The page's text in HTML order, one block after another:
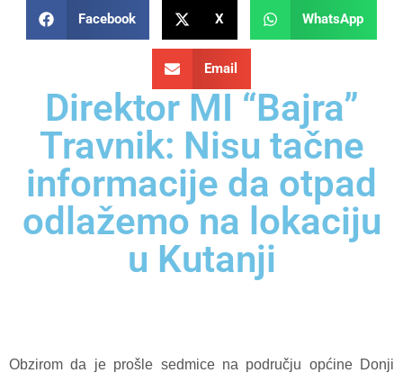
Facebook X WhatsApp
Email
Direktor MI “Bajra”
Travnik: Nisu tačne
informacije da otpad
odlažemo na lokaciju
u Kutanji
Obzirom da je prošle sedmice na području općine Donji